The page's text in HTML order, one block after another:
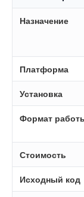
Назначение
Платформа
Установка
Формат
Стоимость
Исходный код